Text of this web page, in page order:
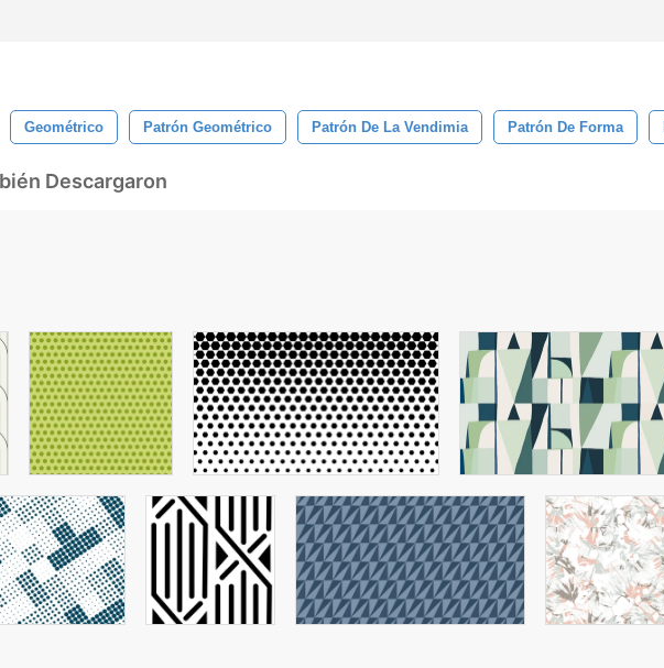
Geométrico Patrón Geométrico Patrón De La Vendimia Patrón De Forma
Descargaron